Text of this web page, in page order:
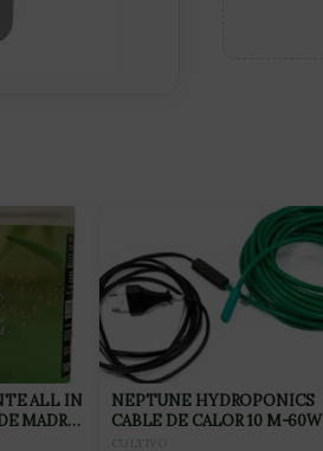
ALL IN
MADRES
NEPTUNE HYDROPONICS
CABLE DE CALOR 10 M-60W